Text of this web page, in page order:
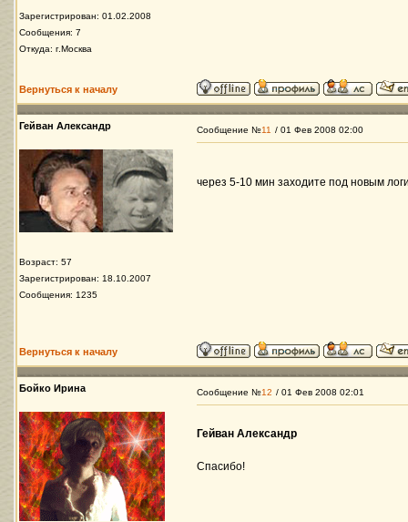
Зарегистрирован: 01.02.2008
Сообщения: 7
Откуда: г.Москва
Вернуться к началу
Гейван Александр
Возраст: 57
Зарегистрирован: 18.10.2007
Сообщения: 1235
Сообщение №11 / 01 Фев 2008 02:00
через 5-10 мин заходите под новым
Вернуться к началу
Бойко Ирина Сообщение №12 / 01 Фев 2008 02:01
Гейван Александр
Спасибо!